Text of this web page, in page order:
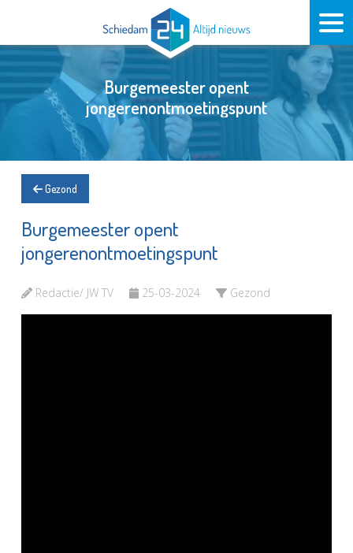
Burgemeester opent
jongerenontmoetingspunt
Gezond
Burgemeester opent
jongerenontmoetingspunt
Redactie/ JW TV 25-03-2024 Gezond